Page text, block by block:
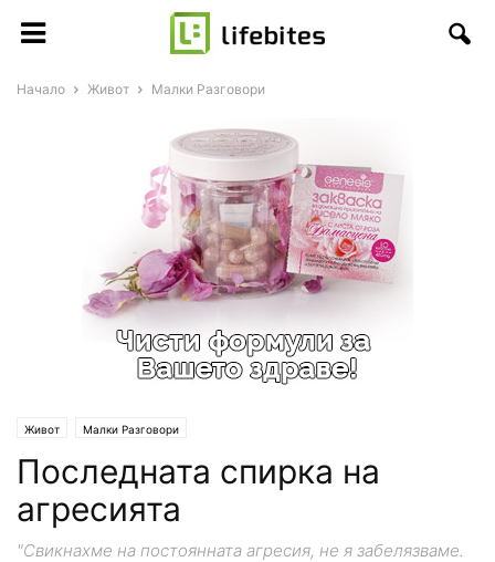
Начало Живот Малки Разговори
Живот Малки Разговори
Последната спирка на
агресията
"Свикнахме на постоянната агресия, не я забелязваме.